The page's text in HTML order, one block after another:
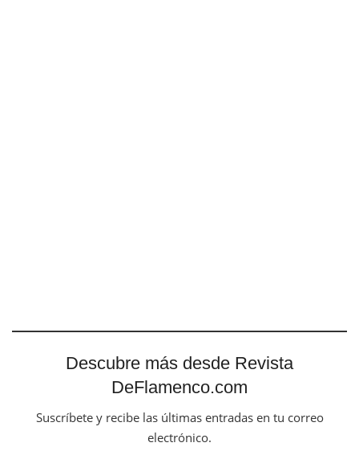
Descubre más desde Revista
DeFlamenco.com
Suscríbete y recibe las últimas entradas en tu correo
electrónico.